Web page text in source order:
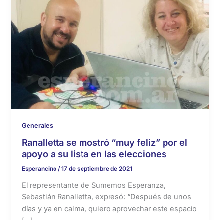
Generales
Ranalletta se mostró “muy feliz” por el
apoyo a su lista en las elecciones
Esperancino /17 de septiembre de 2021
El representante de Sumemos Esperanza,
Sebastián Ranalletta, expresó: “Después de unos
días y ya en calma, quiero aprovechar este espacio